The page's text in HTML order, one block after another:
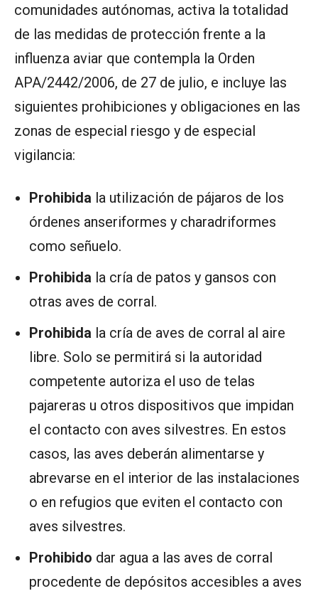
comunidades autónomas, activa la totalidad
de las medidas de protección frente a la
influenza aviar que contempla la Orden
APA/2442/2006, de 27 de julio, e incluye las
siguientes prohibiciones y obligaciones en las
zonas de especial riesgo y de especial
vigilancia:
Prohibida la utilización de pájaros de los
órdenes anseriformes y charadriformes
como señuelo.
Prohibida la cría de patos y gansos con
otras aves de corral.
Prohibida la cría de aves de corral al aire
libre. Solo se permitirá si la autoridad
competente autoriza el uso de telas
pajareras u otros dispositivos que impidan
el contacto con aves silvestres. En estos
casos, las aves deberán alimentarse y
abrevarse en el interior de las instalaciones
o en refugios que eviten el contacto con
aves silvestres.
Prohibido dar agua a las aves de corral
procedente de depósitos accesibles a aves